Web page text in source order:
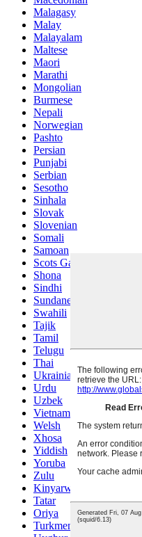
Malagasy
Malay
Malayalam
Maltese
Maori
Marathi
Mongolian
Burmese
Nepali
Norwegian
Pashto
Persian
Punjabi
Serbian
Sesotho
Sinhala
Slovak
Slovenian
Somali
Samoan
Scots Gaelic
Shona
Sindhi
Sundanese
Swahili
Tajik
Tamil
Telugu
Thai
Ukrainian
Urdu
Uzbek
Vietnamese
Welsh
Xhosa
Yiddish
Yoruba
Zulu
Kinyarwanda
Tatar
Oriya
Turkmen